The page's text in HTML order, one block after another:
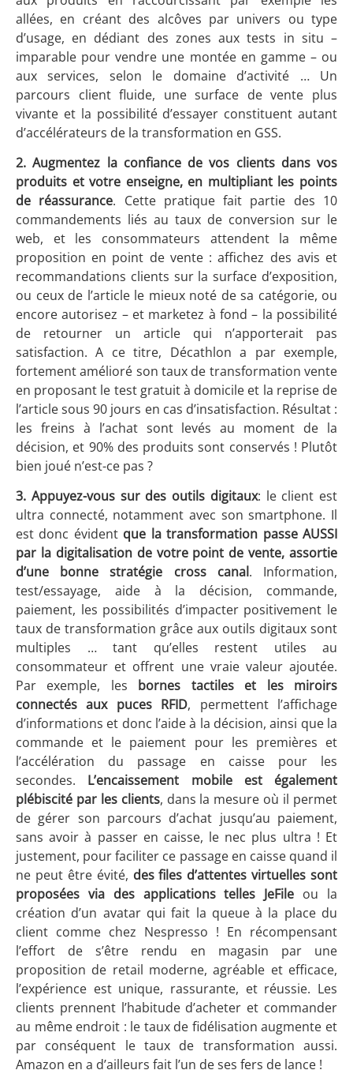
allées, en créant des alcôves par univers ou type
d’usage, en dédiant des zones aux tests in situ –
imparable pour vendre une montée en gamme – ou
aux services, selon le domaine d’activité … Un
parcours client fluide, une surface de vente plus
vivante et la possibilité d’essayer constituent autant
d’accélérateurs de la transformation en GSS.
2. Augmentez la confiance de vos clients dans vos
produits et votre enseigne, en multipliant les points
de réassurance. Cette pratique fait partie des 10
commandements liés au taux de conversion sur le
web, et les consommateurs attendent la même
proposition en point de vente : affichez des avis et
recommandations clients sur la surface d’exposition,
ou ceux de l’article le mieux noté de sa catégorie, ou
encore autorisez – et marketez à fond – la possibilité
de retourner un article qui n’apporterait pas
satisfaction. A ce titre, Décathlon a par exemple,
fortement amélioré son taux de transformation vente
en proposant le test gratuit à domicile et la reprise de
l’article sous 90 jours en cas d’insatisfaction. Résultat :
les freins à l’achat sont levés au moment de la
décision, et 90% des produits sont conservés ! Plutôt
bien joué n’est-ce pas ?
3. Appuyez-vous sur des outils digitaux: le client est
ultra connecté, notamment avec son smartphone. Il
est donc évident que la transformation passe AUSSI
par la digitalisation de votre point de vente, assortie
d’une bonne stratégie cross canal. Information,
test/essayage, aide à la décision, commande,
paiement, les possibilités d’impacter positivement le
taux de transformation grâce aux outils digitaux sont
multiples … tant qu’elles restent utiles au
consommateur et offrent une vraie valeur ajoutée.
Par exemple, les bornes tactiles et les miroirs
connectés aux puces RFID, permettent l’affichage
d’informations et donc l’aide à la décision, ainsi que la
commande et le paiement pour les premières et
l’accélération du passage en caisse pour les
secondes. L’encaissement mobile est également
plébiscité par les clients, dans la mesure où il permet
de gérer son parcours d’achat jusqu’au paiement,
sans avoir à passer en caisse, le nec plus ultra ! Et
justement, pour faciliter ce passage en caisse quand il
ne peut être évité, des files d’attentes virtuelles sont
proposées via des applications telles JeFile ou la
création d’un avatar qui fait la queue à la place du
client comme chez Nespresso ! En récompensant
l’effort de s’être rendu en magasin par une
proposition de retail moderne, agréable et efficace,
l’expérience est unique, rassurante, et réussie. Les
clients prennent l’habitude d’acheter et commander
au même endroit : le taux de fidélisation augmente et
par conséquent le taux de transformation aussi.
Amazon en a d’ailleurs fait l’un de ses fers de lance !